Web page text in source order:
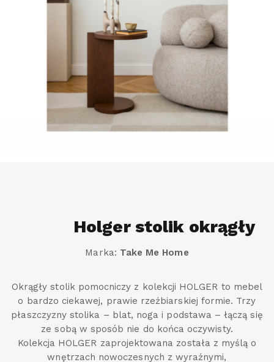
Holger stolik okrągły
Marka: Take Me Home
Okrągły stolik pomocniczy z kolekcji HOLGER to mebel
o bardzo ciekawej, prawie rzeźbiarskiej formie. Trzy
płaszczyzny stolika – blat, noga i podstawa – łączą się
ze sobą w sposób nie do końca oczywisty.
Kolekcja HOLGER zaprojektowana została z myślą o
wnętrzach nowoczesnych z wyraźnymi,